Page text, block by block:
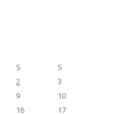
S S
2
3
9
10
16
17